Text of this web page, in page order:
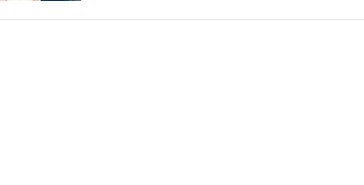
자신들 내부의 권력투…
지, 간·쓸개까지 다 내준 이재명 정
개인 SNS에 영화 '어쩔 수가 없다'